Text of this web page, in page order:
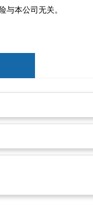
与本公司无关。